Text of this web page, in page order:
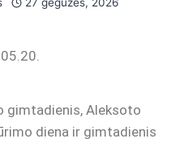
gimtadienis, Aleksoto
diena ir gimtadienis